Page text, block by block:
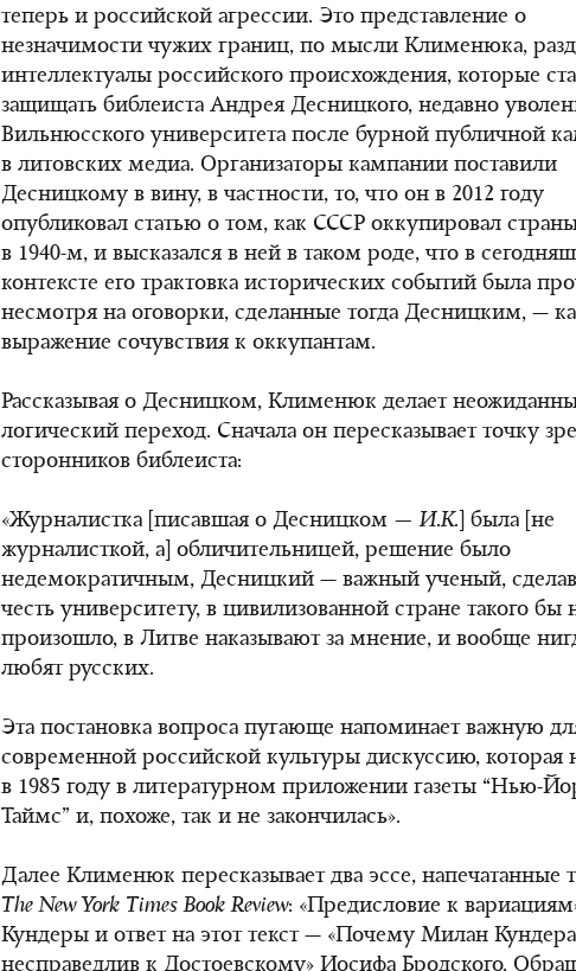
теперь и российской агрессии. Это представление о
незначимости чужих границ, по мысли Клименюка,
интеллектуалы российского происхождения, которые
защищать библеиста Андрея Десницкого, недавно
Вильнюсского университета после бурной публичной
в литовских медиа. Организаторы кампании поставили
Десницкому в вину, в частности, то, что он в 2012 году
опубликовал статью о том, как СССР оккупировал
в 1940-м, и высказался в ней в таком роде, что в
контексте его трактовка исторических событий была
несмотря на оговорки, сделанные тогда Десницким, —
выражение сочувствия к оккупантам.
Рассказывая о Десницком, Клименюк делает
логический переход. Сначала он пересказывает точку
сторонников библеиста:
«Журналистка [писавшая о Десницком — И.К. ] была [не
журналисткой, а] обличительницей, решение было
недемократичным, Десницкий — важный ученый,
честь университету, в цивилизованной стране такого бы
произошло, в Литве наказывают за мнение, и вообще
любят русских.
Эта постановка вопроса пугающе напоминает важную
современной российской культуры дискуссию, которая
в 1985 году в литературном приложении газеты “Нью-
Таймс” и, похоже, так и не закончилась».
Далее Клименюк пересказывает два эссе, напечатанные
The New York Times Book Review: «Предисловие к
Кундеры и ответ на этот текст — «Почему Милан Кундера
несправедлив к Достоевскому» Иосифа Бродского.